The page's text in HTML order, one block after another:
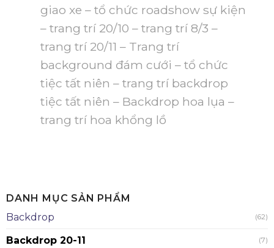
giao xe – tổ chức roadshow sự kiện
– trang trí 20/10 – trang trí 8/3 –
trang trí 20/11 – Trang trí
background đám cưới – tổ chức
tiệc tất niên – trang trí backdrop
tiệc tất niên – Backdrop hoa lụa –
trang trí hoa khổng lồ
DANH MỤC SẢN PHẨM
Backdrop
(62)
Backdrop 20-11 (7)